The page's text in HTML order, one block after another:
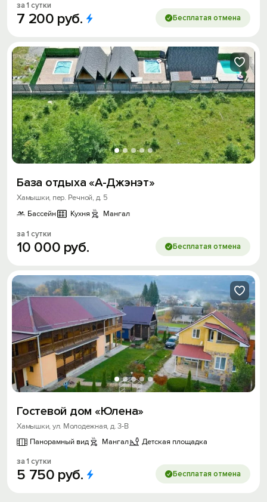
за 1 сутки
7 200 руб. Бесплатая отмена
База отдыха «А-Джэнэт»
Хамышки, пер. Речной, д. 5
Бассейн
Кухня Мангал
за 1 сутки
10 000 руб. Бесплатая отмена
Гостевой дом «Юлена»
Хамышки, ул. Молодежная, д. 3-В
Панорамный вид
Мангал Детская площадка
за 1 сутки
5 750 руб. Бесплатая отмена